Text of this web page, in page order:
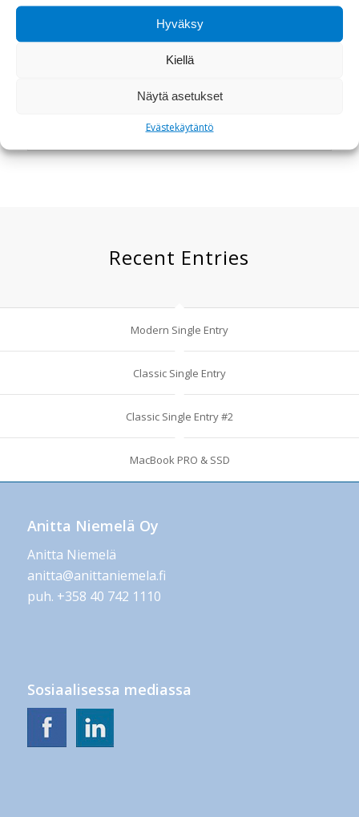
Hyväksy
Kiellä
Näytä asetukset
Evästekäytäntö
enim. Donec pede justo, fringilla vel,
aliquet nec, vulputate eget, arcu.
Recent Entries
Modern Single Entry
Classic Single Entry
Classic Single Entry #2
MacBook PRO & SSD
Anitta Niemelä Oy
Anitta Niemelä
anitta@anittaniemela.fi
puh. +358 40 742 1110
Sosiaalisessa mediassa